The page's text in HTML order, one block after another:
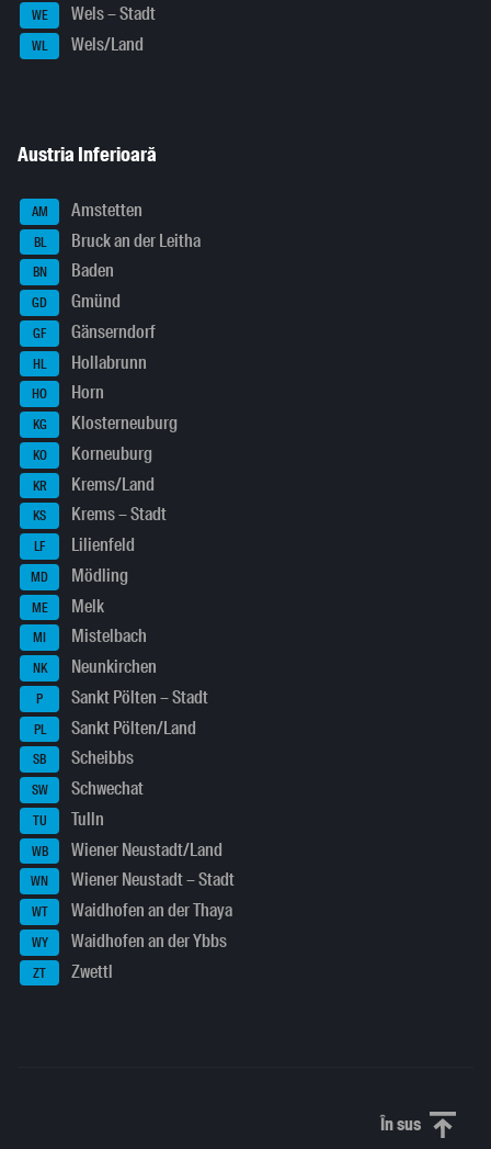
WE Wels – Stadt
WL Wels/Land
Austria Inferioară
AM Amstetten
BL Bruck an der Leitha
BN Baden
GD Gmünd
GF Gänserndorf
HL Hollabrunn
HO Horn
KG Klosterneuburg
KO Korneuburg
KR Krems/Land
KS Krems – Stadt
LF Lilienfeld
MD Mödling
ME Melk
MI Mistelbach
NK Neunkirchen
P Sankt Pölten – Stadt
PL Sankt Pölten/Land
SB Scheibbs
SW Schwechat
TU Tulln
WB Wiener Neustadt/Land
WN Wiener Neustadt – Stadt
WT Waidhofen an der Thaya
WY Waidhofen an der Ybbs
ZT Zwettl
În susDerulați